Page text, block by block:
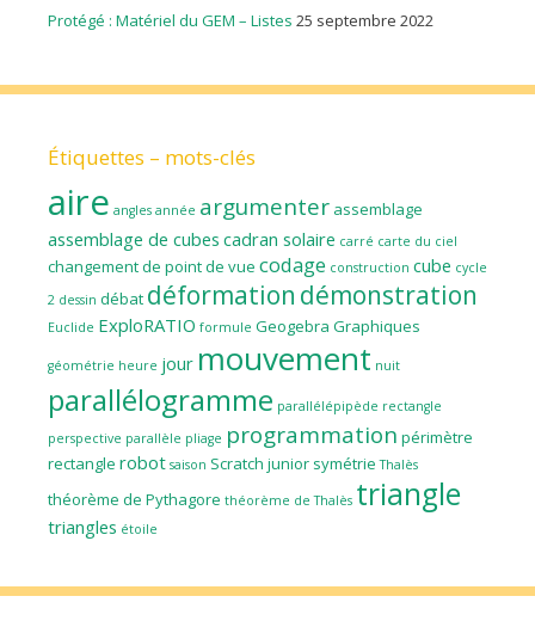
Protégé : Matériel du GEM – Listes 25 septembre 2022
Étiquettes – mots-clés
aire angles année argumenter assemblage
assemblage de cubes cadran solaire carré carte du ciel
changement de point de vue codage construction cube cycle
2 dessin débat déformation démonstration
Euclide ExploRATIO formule Geogebra Graphiques
géométrie heure jour mouvement nuit
parallélogramme parallélépipède rectangle
perspective parallèle pliage programmation périmètre
rectangle robot saison Scratch junior symétrie Thalès
théorème de Pythagore théorème de Thalès triangle
triangles étoile